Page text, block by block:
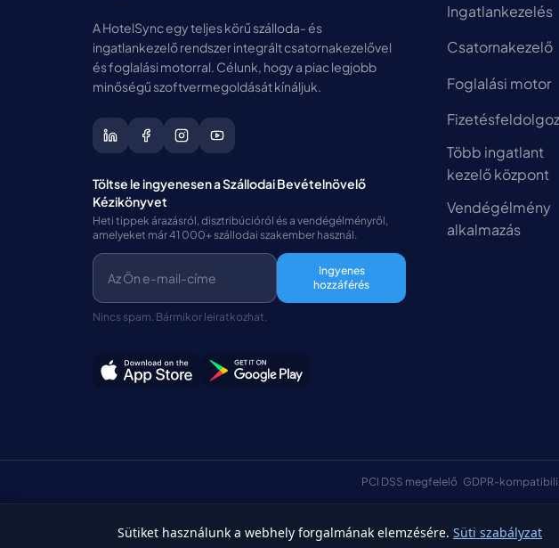
A HotelSync egy teljes körű szálloda- és
ingatlankezelő rendszer integrált csatornakezelővel
és foglalási motorral. Célunk, hogy a piac legjobb
minőségű szoftvermegoldását kínáljuk.
Töltse le ingyenesen a Szállodai Bevételnövelő
Kézikönyvet
Heti tippek árazásról, disztribúcióról és a vendégélményről,
amelyeket már 41 000+ szállodai szakember használ.
Ingyenes
hozzáférés
Nincs spam. Bármikor leiratkozhat.
Ingatlankezelés
Csatornakezelő
Foglalási motor
Több ingatlant
kezelő központ
Vendégélmény
alkalmazás
PCI DSS megfelelő GDPR-
©Copyright 2026 HotelSync. Minden jog fenntartva.
Sütiket használunk a webhely forgalmának elemzésére. Süti szabályzat